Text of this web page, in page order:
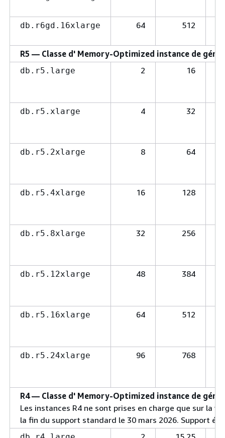
db.r6gd.16xlarge 64 512
R5 — Classe d' Memory-Optimized instance de
db.r5.large 2 16
db.r5.xlarge 4 32
db.r5.2xlarge 8 64
db.r5.4xlarge 16 128
db.r5.8xlarge 32 256
db.r5.12xlarge 48 384
db.r5.16xlarge 64 512
db.r5.24xlarge 96 768
R4 — Classe d' Memory-Optimized instance de
Les instances R4 ne sont prises en charge que sur la
la fin du support standard le 30 mars 2026. Support